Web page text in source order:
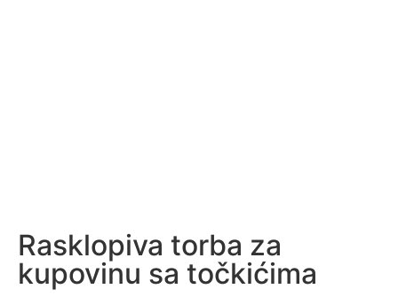
Rasklopiva torba za
kupovinu sa točkićima